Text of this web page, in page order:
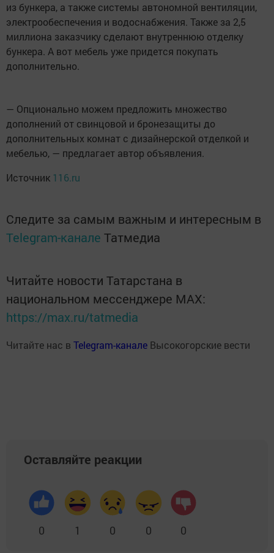
из бункера, а также системы автономной вентиляции,
электрообеспечения и водоснабжения. Также за 2,5
миллиона заказчику сделают внутреннюю отделку
бункера. А вот мебель уже придется покупать
дополнительно.
— Опционально можем предложить множество
дополнений от свинцовой и бронезащиты до
дополнительных комнат с дизайнерской отделкой и
мебелью, — предлагает автор объявления.
Источник 116.ru
Следите за самым важным и интересным в
Telegram-канале Татмедиа
Читайте новости Татарстана в
национальном мессенджере MАХ:
https://max.ru/tatmedia
Читайте нас в Telegram-канале Высокогорские вести
Оставляйте реакции
0 1 0 0 0